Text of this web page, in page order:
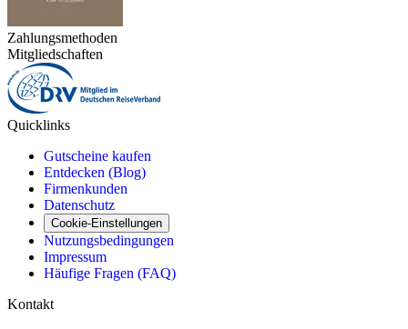
Zahlungsmethoden
Mitgliedschaften
Quicklinks
Gutscheine kaufen
Entdecken (Blog)
Firmenkunden
Datenschutz
Cookie-Einstellungen
Nutzungsbedingungen
Impressum
Häufige Fragen (FAQ)
Kontakt